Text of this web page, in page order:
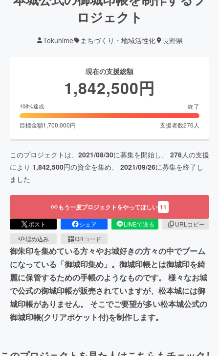
ロジェクト
Tokuhime まちづくり・地域活性化 長野県
現在の支援総額
1,842,500円
108%達成 終了
目標金額1,700,000円 支援者数276 人
このプロジェクトは、 2021/08/30に募集を開始し、 276人の支援
により 1,842,500円の資金を集め、 2021/09/26に募集を終了し
ました
もう一度プロジェクトをやってほしい 11
ポスト シェア LINEで送る
URLコピー
埋め込み
QRコード
御朱印を集めている方々やお城好きの方々の中でブーム
になっている「御城印集め」。御城印帳とは御城印を綺
麗に保管するための手帳のようなものです。 様々なお城
で公式の御城印帳が販売されていますが、松本城には御
城印帳がありません。 そこでご要望が多い松本城公式の
御城印帳(クリアポケット付)を制作します。